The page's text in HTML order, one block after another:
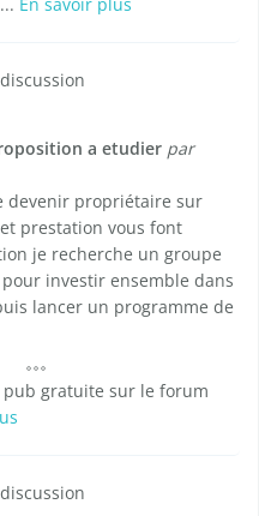
a etudier par
devenir propriétaire sur
prestation vous font
je recherche un groupe
investir ensemble dans
lancer un programme de
pub gratuite sur le forum